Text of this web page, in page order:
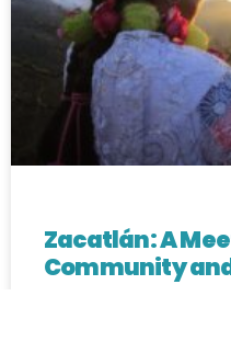
Zacatlán: A
Community